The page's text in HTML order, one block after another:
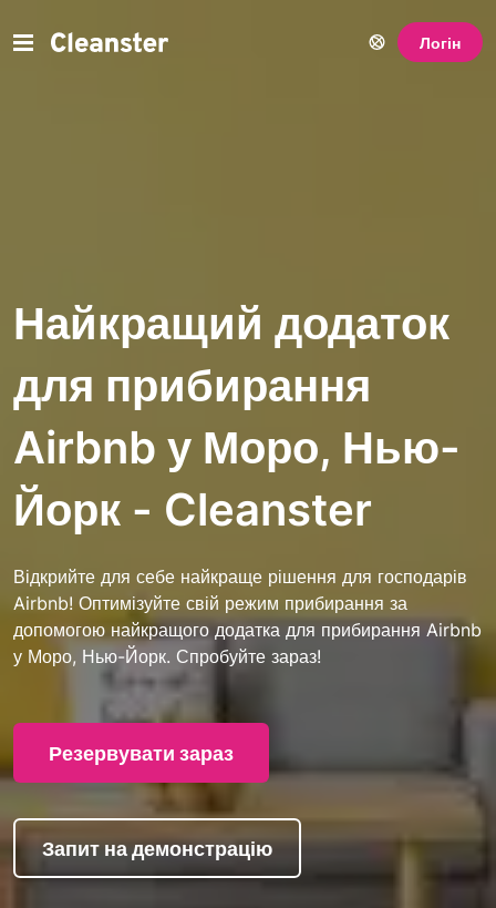
Логін
Найкращий додаток
для прибирання
Airbnb у Моро, Нью-
Йорк - Cleanster
Відкрийте для себе найкраще рішення для господарів
Airbnb! Оптимізуйте свій режим прибирання за
допомогою найкращого додатка для прибирання Airbnb
у Моро, Нью-Йорк. Спробуйте зараз!
Резервувати зараз
Запит на демонстрацію